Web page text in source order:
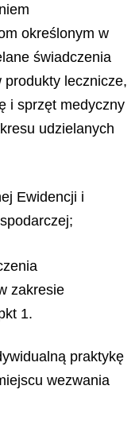
określonym w
świadczenia
lecznicze,
i sprzęt medyczny
udzielanych
Ewidencji i
zakresie
1.
praktykę
wezwania